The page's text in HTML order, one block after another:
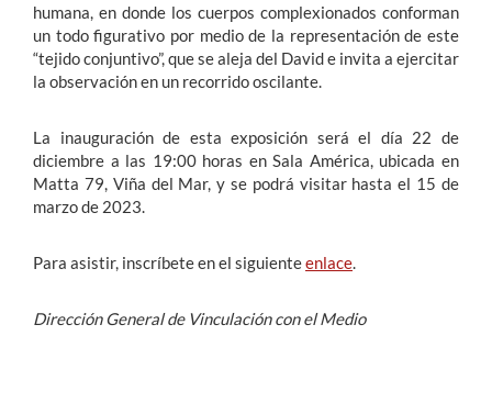
humana, en donde los cuerpos complexionados conforman
un todo figurativo por medio de la representación de este
“tejido conjuntivo”, que se aleja del David e invita a ejercitar
la observación en un recorrido oscilante.
La inauguración de esta exposición será el día 22 de
diciembre a las 19:00 horas en Sala América, ubicada en
Matta 79, Viña del Mar, y se podrá visitar hasta el 15 de
marzo de 2023.
Para asistir, inscríbete en el siguienteenlace
Dirección General de Vinculación con el Medio